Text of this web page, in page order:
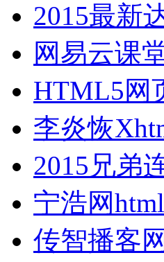
2015最新
网易云课
HTML5网
李炎恢
2015兄弟
宁浩网
传智播客